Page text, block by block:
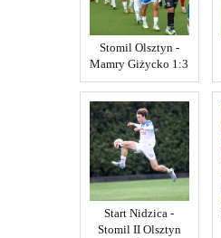
Stomil Olsztyn -
Mamry Giżycko 1:3
Start Nidzica -
Stomil II Olsztyn